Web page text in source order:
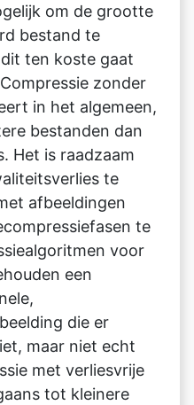
zonder
in het algemeen,
bestanden dan
Het is raadzaam
te
afbeeldingen
te
voor
een
die er
maar niet echt
met verliesvrije
tot kleinere
met
Bij
verlies komt